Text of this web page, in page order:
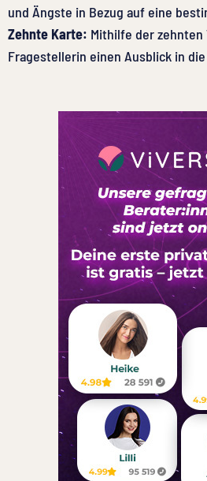
und Ängste in Bezug auf eine
Zehnte Karte: Mithilfe der
Fragestellerin einen Ausblick in